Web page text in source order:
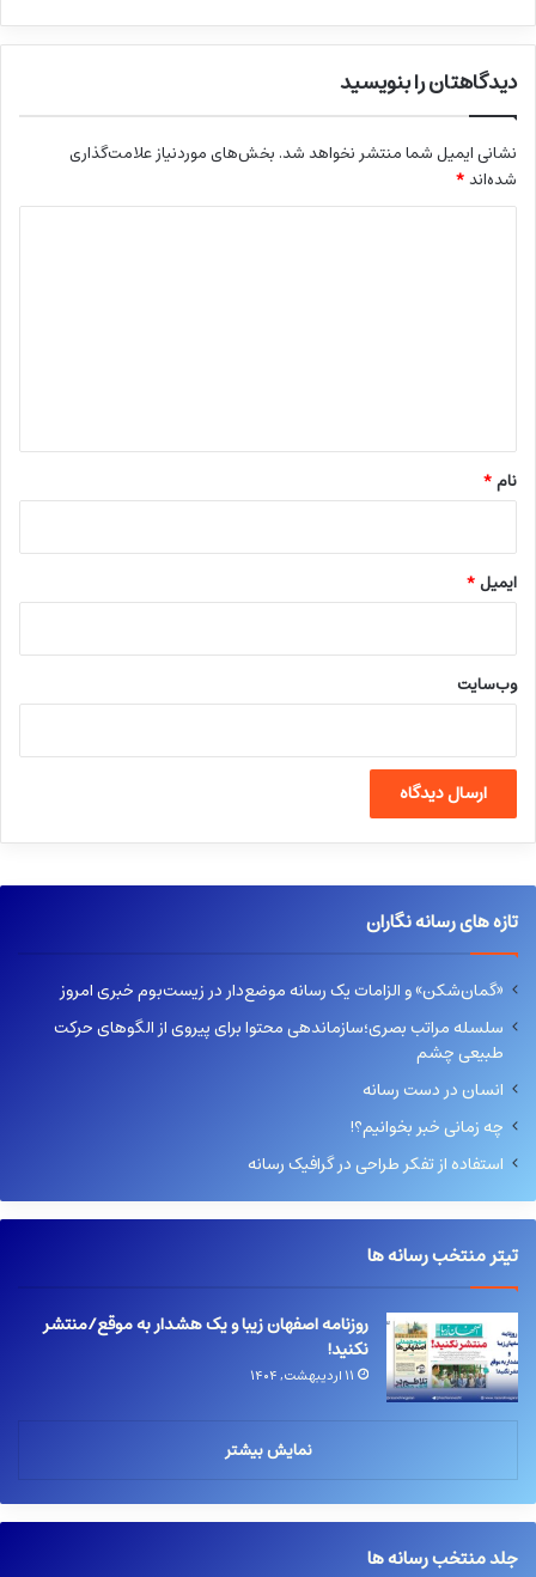
دیدگاهتان را بنویسید
نشانی ایمیل شما منتشر نخواهد شد. بخش‌های موردنیاز علامت‌گذاری
شده‌اند*
نام*
ایمیل*
وب‌سایت
تازه های رسانه نگاران
«گمان‌شکن» و الزامات یک رسانه موضع‌دار در زیست‌بوم خبری امروز
سلسله مراتب بصری؛سازماندهی محتوا برای پیروی از الگوهای حرکت
طبیعی چشم
انسان در دست رسانه
چه زمانی خبر بخوانیم؟!
استفاده از تفکر طراحی در گرافیک رسانه
تیتر منتخب رسانه ها
روزنامه اصفهان زیبا و یک هشدار به موقع/منتشر
نکنید!
۱۱ اردیبهشت, ۱۴۰۴
نمایش بیشتر
جلد منتخب رسانه ها